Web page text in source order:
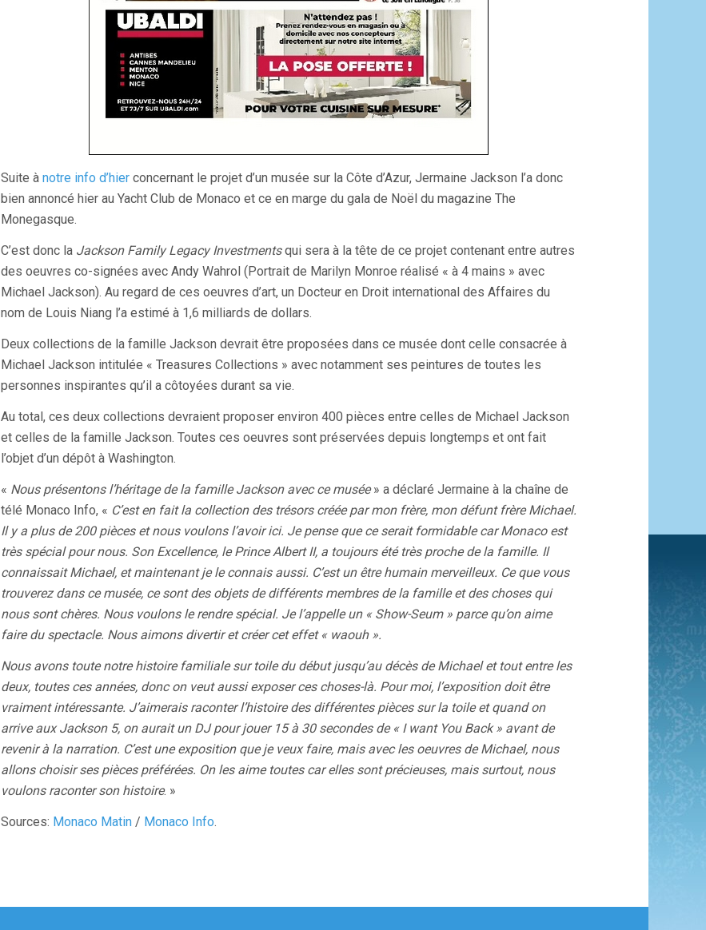
Suite à notre info d’hier concernant le projet d’un musée sur la Côte d’Azur, Jermaine Jackson l’a donc
bien annoncé hier au Yacht Club de Monaco et ce en marge du gala de Noël du magazine The
Monegasque.
C’est donc la Jackson Family Legacy Investmentsqui sera à la tête de ce projet contenant entre autres
des oeuvres co-signées avec Andy Wahrol (Portrait de Marilyn Monroe réalisé « à 4 mains » avec
Michael Jackson). Au regard de ces oeuvres d’art, un Docteur en Droit international des Affaires du
nom de Louis Niang l’a estimé à 1,6 milliards de dollars.
Deux collections de la famille Jackson devrait être proposées dans ce musée dont celle consacrée à
Michael Jackson intitulée « Treasures Collections » avec notamment ses peintures de toutes les
personnes inspirantes qu’il a côtoyées durant sa vie.
Au total, ces deux collections devraient proposer environ 400 pièces entre celles de Michael Jackson
et celles de la famille Jackson. Toutes ces oeuvres sont préservées depuis longtemps et ont fait
l’objet d’un dépôt à Washington.
« Nous présentons l’héritage de la famille Jackson avec ce musée» a déclaré Jermaine à la chaîne de
télé Monaco Info, « C’est en fait la collection des trésors créée par mon frère, mon défunt frère Michael.
Il y a plus de 200 pièces et nous voulons l’avoir ici. Je pense que ce serait formidable car Monaco est
très spécial pour nous. Son Excellence, le Prince Albert II, a toujours été très proche de la famille. Il
connaissait Michael, et maintenant je le connais aussi. C’est un être humain merveilleux. Ce que vous
trouverez dans ce musée, ce sont des objets de différents membres de la famille et des choses qui
nous sont chères. Nous voulons le rendre spécial. Je l’appelle un « Show-Seum » parce qu’on aime
faire du spectacle. Nous aimons divertir et créer cet effet « waouh ».
Nous avons toute notre histoire familiale sur toile du début jusqu’au décès de Michael et tout entre les
deux, toutes ces années, donc on veut aussi exposer ces choses-là. Pour moi, l’exposition doit être
vraiment intéressante. J’aimerais raconter l’histoire des différentes pièces sur la toile et quand on
arrive aux Jackson 5, on aurait un DJ pour jouer 15 à 30 secondes de « I want You Back » avant de
revenir à la narration. C’est une exposition que je veux faire, mais avec les oeuvres de Michael, nous
allons choisir ses pièces préférées. On les aime toutes car elles sont précieuses, mais surtout, nous
voulons raconter son histoire. »
Sources: Monaco Matin / Monaco Info.